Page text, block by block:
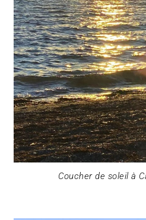
Coucher de soleil à